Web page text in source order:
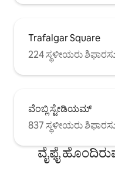
Trafalgar Square
224 ಸ್ಥಳೀಯರು
ವೆಂಬ್ಲಿ ಸ್ಟೇಡಿಯಮ್
837 ಸ್ಥಳೀಯರು
ವೈಫೈ